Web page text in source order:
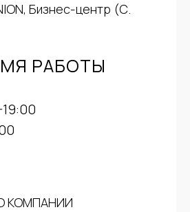
Бизнес-центр (С.
РАБОТЫ
КОМПАНИИ